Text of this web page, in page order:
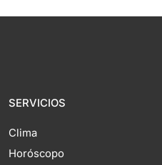
SERVICIOS
Clima
Horóscopo